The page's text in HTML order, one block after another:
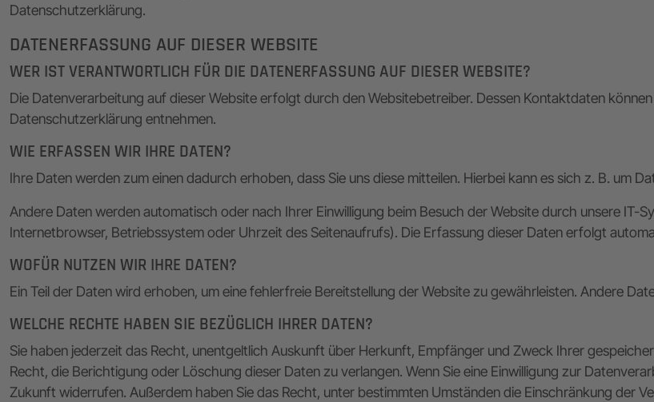
Datenschutzerklärung.
DATENERFASSUNG AUF DIESER WEBSITE
WER IST VERANTWORTLICH FÜR DIE DATENERFASSUNG AUF DIESER WEBSITE?
Die Datenverarbeitung auf dieser Website erfolgt durch den Websitebetreiber. Dessen Kontaktdaten
Datenschutzerklärung entnehmen.
WIE ERFASSEN WIR IHRE DATEN?
Ihre Daten werden zum einen dadurch erhoben, dass Sie uns diese mitteilen. Hierbei kann es sich z. B. um
Andere Daten werden automatisch oder nach Ihrer Einwilligung beim Besuch der Website durch unsere IT-
Internetbrowser, Betriebssystem oder Uhrzeit des Seitenaufrufs). Die Erfassung dieser Daten erfolgt
WOFÜR NUTZEN WIR IHRE DATEN?
Ein Teil der Daten wird erhoben, um eine fehlerfreie Bereitstellung der Website zu gewährleisten. Andere
WELCHE RECHTE HABEN SIE BEZÜGLICH IHRER DATEN?
Sie haben jederzeit das Recht, unentgeltlich Auskunft über Herkunft, Empfänger und Zweck Ihrer
Recht, die Berichtigung oder Löschung dieser Daten zu verlangen. Wenn Sie eine Einwilligung zur
Zukunft widerrufen. Außerdem haben Sie das Recht, unter bestimmten Umständen die Einschränkung der